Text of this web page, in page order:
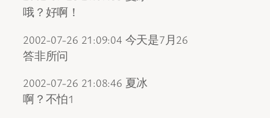
哦？好啊！
2002-07-26 21:09:04 今天是7月26
答非所问
2002-07-26 21:08:46 夏冰
啊？不怕1